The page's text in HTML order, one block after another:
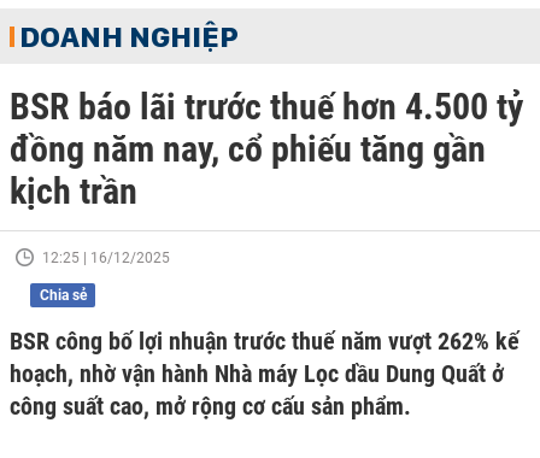
DOANH NGHIỆP
BSR báo lãi trước thuế hơn 4.500 tỷ
đồng năm nay, cổ phiếu tăng gần
kịch trần
12:25 | 16/12/2025
Chia sẻ
BSR công bố lợi nhuận trước thuế năm vượt 262% kế
hoạch, nhờ vận hành Nhà máy Lọc dầu Dung Quất ở
công suất cao, mở rộng cơ cấu sản phẩm.